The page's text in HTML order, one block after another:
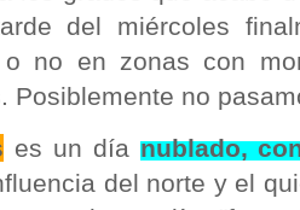
del miércoles
o no en zonas con
Posiblemente no
es un día nublado,
del norte y el